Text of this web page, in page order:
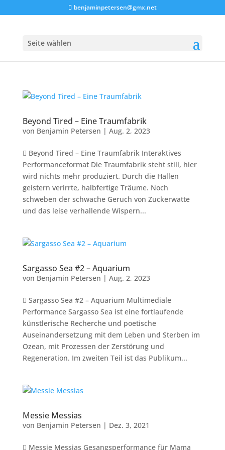
benjaminpetersen@gmx.net
Seite wählen
Beyond Tired – Eine Traumfabrik
von Benjamin Petersen | Aug. 2, 2023
 Beyond Tired – Eine Traumfabrik Interaktives
Performanceformat Die Traumfabrik steht still, hier
wird nichts mehr produziert. Durch die Hallen
geistern verirrte, halbfertige Träume. Noch
schweben der schwache Geruch von Zuckerwatte
und das leise verhallende Wispern...
Sargasso Sea #2 – Aquarium
von Benjamin Petersen | Aug. 2, 2023
 Sargasso Sea #2 – Aquarium Multimediale
Performance Sargasso Sea ist eine fortlaufende
künstlerische Recherche und poetische
Auseinandersetzung mit dem Leben und Sterben im
Ozean, mit Prozessen der Zerstörung und
Regeneration. Im zweiten Teil ist das Publikum...
Messie Messias
von Benjamin Petersen | Dez. 3, 2021
 Messie Messias Gesangsperformance für Mama